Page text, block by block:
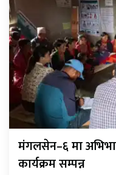
मंगलसेन–६ मा
कार्यक्रम सम्पन्न